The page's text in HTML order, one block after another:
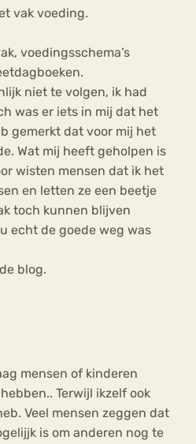
vak voeding.
voedingsschema’s
niet te volgen, ik had
was er iets in mij dat het
gemerkt dat voor mij het
Wat mij heeft geholpen is
wisten mensen dat ik het
en letten ze een beetje
toch kunnen blijven
echt de goede weg was
blog.
mensen of kinderen
Terwijl ikzelf ook
Veel mensen zeggen dat
is om anderen nog te